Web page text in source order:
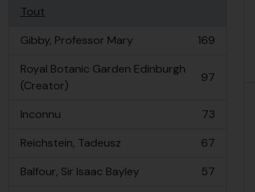
Tout
Gibby, Professor Mary
, 169 résultats
169
Royal Botanic Garden Edinburgh
(Creator)
, 97 résultats 97
Inconnu
, 73 résultats
73
Reichstein, Tadeusz
, 67 résultats
67
Balfour, Sir Isaac Bayley
, 57 résultats
57